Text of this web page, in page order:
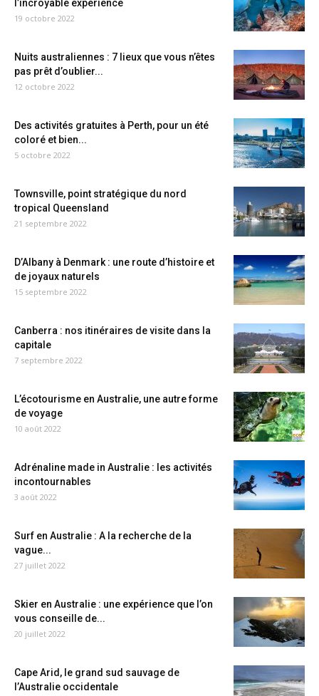
l’incroyable expérience
19 octobre 2022
Nuits australiennes : 7 lieux que vous n’êtes
pas prêt d’oublier...
12 octobre 2022
Des activités gratuites à Perth, pour un été
coloré et bien...
5 octobre 2022
Townsville, point stratégique du nord
tropical Queensland
21 septembre 2022
D’Albany à Denmark : une route d’histoire et
de joyaux naturels
15 septembre 2022
Canberra : nos itinéraires de visite dans la
capitale
7 septembre 2022
L’écotourisme en Australie, une autre forme
de voyage
10 août 2022
Adrénaline made in Australie : les activités
incontournables
3 août 2022
Surf en Australie : A la recherche de la
vague...
27 juillet 2022
Skier en Australie : une expérience que l’on
vous conseille de...
20 juillet 2022
Cape Arid, le grand sud sauvage de
l’Australie occidentale